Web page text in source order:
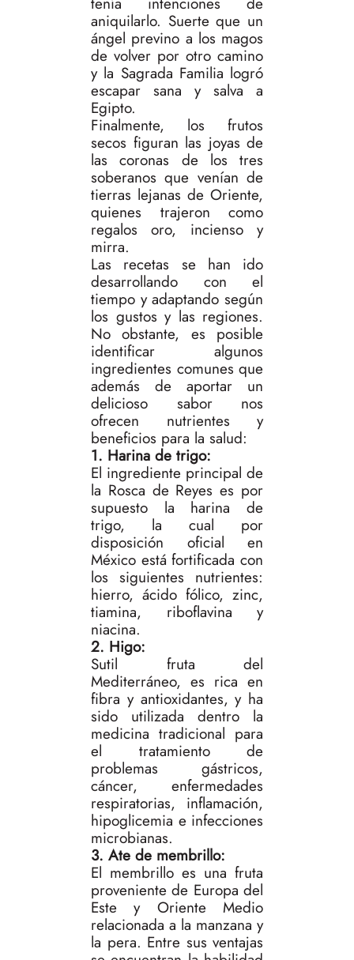
aniquilarlo. Suerte que un
ángel previno a los magos
de volver por otro camino
y la Sagrada Familia logró
escapar sana y salva a
Egipto.
Finalmente, los frutos
secos figuran las joyas de
las coronas de los tres
soberanos que venían de
tierras lejanas de Oriente,
quienes trajeron como
regalos oro, incienso y
mirra.
Las recetas se han ido
desarrollando con el
tiempo y adaptando según
los gustos y las regiones.
No obstante, es posible
identificar algunos
ingredientes comunes que
además de aportar un
delicioso sabor nos
ofrecen nutrientes y
beneficios para la salud:
1. Harina de trigo:
El ingrediente principal de
la Rosca de Reyes es por
supuesto la harina de
trigo, la cual por
disposición oficial en
México está fortificada con
los siguientes nutrientes:
hierro, ácido fólico, zinc,
tiamina, riboflavina y
niacina.
2. Higo:
Sutil fruta del
Mediterráneo, es rica en
fibra y antioxidantes, y ha
sido utilizada dentro la
medicina tradicional para
el tratamiento de
problemas gástricos,
cáncer, enfermedades
respiratorias, inflamación,
hipoglicemia e infecciones
microbianas.
3. Ate de membrillo:
El membrillo es una fruta
proveniente de Europa del
Este y Oriente Medio
relacionada a la manzana y
la pera. Entre sus ventajas